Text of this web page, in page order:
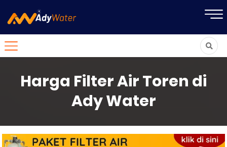
Harga Filter Air Toren di
Ady Water